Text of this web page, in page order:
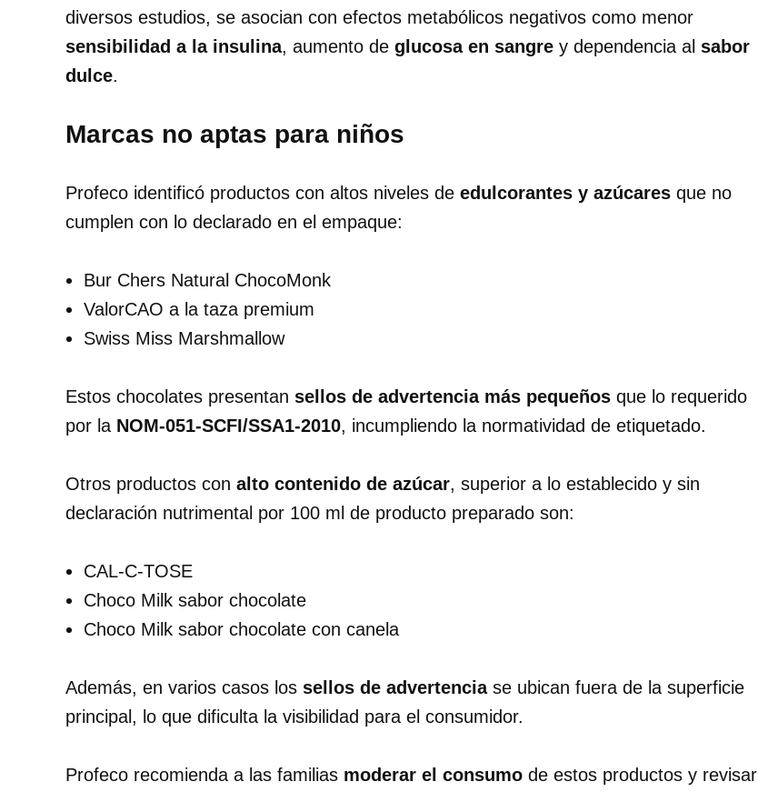
diversos estudios, se asocian con efectos metabólicos negativos como menor
sensibilidad a la insulina, aumento de glucosa en sangre y dependencia al sabor
dulce.
Marcas no aptas para niños
Profeco identificó productos con altos niveles de edulcorantes y azúcares que no
cumplen con lo declarado en el empaque:
Bur Chers Natural ChocoMonk
ValorCAO a la taza premium
Swiss Miss Marshmallow
Estos chocolates presentan sellos de advertencia más pequeños que lo requerido
por la NOM-051-SCFI/SSA1-2010, incumpliendo la normatividad de etiquetado.
Otros productos con alto contenido de azúcar, superior a lo establecido y sin
declaración nutrimental por 100 ml de producto preparado son:
CAL-C-TOSE
Choco Milk sabor chocolate
Choco Milk sabor chocolate con canela
Además, en varios casos los sellos de advertenciase ubican fuera de la superficie
principal, lo que dificulta la visibilidad para el consumidor.
Profeco recomienda a las familias moderar el consumo de estos productos y revisar